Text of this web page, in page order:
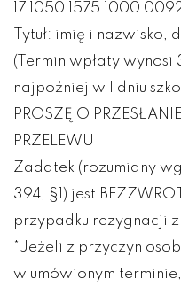
17 1050 1575 1000
Tytuł: imię i nazwisko,
(Termin wpłaty wynosi
najpoźniej w 1 dniu
PROSZĘ O
PRZELEWU
Zadatek (rozumiany
394, §1) jest
przypadku rezygnacji
*Jeżeli z przyczyn
w umówionym